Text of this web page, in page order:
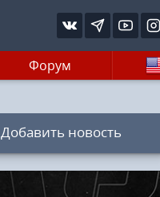
Форум
Добавить новость
Авторизация